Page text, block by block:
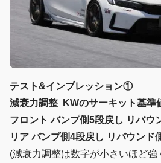
テスト&インプレッション①
減衰力調整 KWのサーキット基準
フロント バンプ側5段戻し リバウ
リア バンプ側4段戻し リバウンド
(減衰力調整は数字が小さいほど強